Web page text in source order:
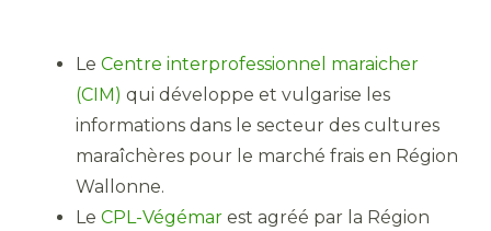
Le Centre interprofessionnel maraicher
(CIM) qui développe et vulgarise les
informations dans le secteur des cultures
maraîchères pour le marché frais en Région
Wallonne.
Le CPL-Végémar est agréé par la Région